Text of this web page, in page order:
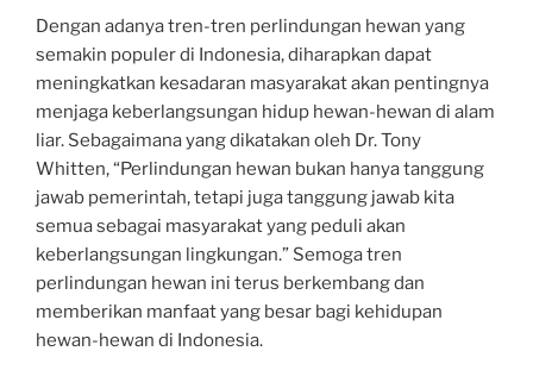
Dengan adanya tren-tren perlindungan hewan yang
semakin populer di Indonesia, diharapkan dapat
meningkatkan kesadaran masyarakat akan pentingnya
menjaga keberlangsungan hidup hewan-hewan di alam
liar. Sebagaimana yang dikatakan oleh Dr. Tony
Whitten, “Perlindungan hewan bukan hanya tanggung
jawab pemerintah, tetapi juga tanggung jawab kita
semua sebagai masyarakat yang peduli akan
keberlangsungan lingkungan.” Semoga tren
perlindungan hewan ini terus berkembang dan
memberikan manfaat yang besar bagi kehidupan
hewan-hewan di Indonesia.